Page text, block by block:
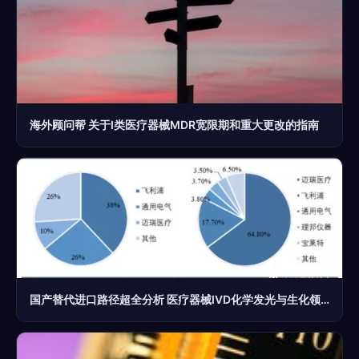
海外顾问帮 关于I类医疗器械MDR宽限期和重大更改的指南
国产替代进口路径超全分析 医疗器械IVD化学发光与生化领域